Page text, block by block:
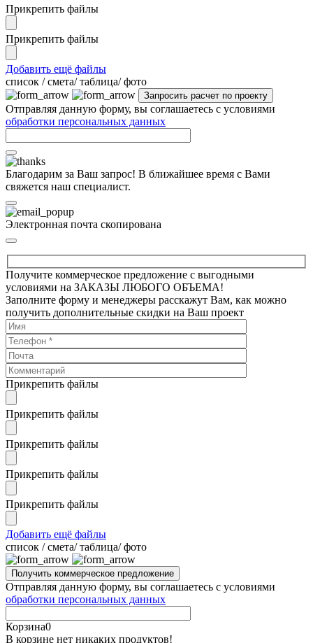
Прикрепить файлы
Прикрепить файлы
Добавить ещё файлы
cписок / смета/ таблица/ фото
Отправляя данную форму, вы соглашаетесь с условиями
обработки персональных данных
Благодарим за Ваш запрос! В ближайшее время с Вами
свяжется наш специалист.
Электронная почта скопирована
Получите коммерческое предложение с выгодными
условиями на ЗАКАЗЫ ЛЮБОГО ОБЪЕМА!
Заполните форму и менеджеры расскажут Вам, как можно
получить дополнительные скидки на Ваш проект
Прикрепить файлы
Прикрепить файлы
Прикрепить файлы
Прикрепить файлы
Прикрепить файлы
Добавить ещё файлы
cписок / смета/ таблица/ фото
Отправляя данную форму, вы соглашаетесь с условиями
обработки персональных данных
Корзина0
В корзине нет никаких продуктов!